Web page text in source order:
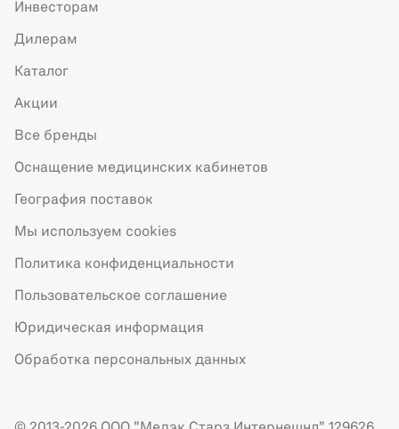
Инвесторам
Дилерам
Каталог
Акции
Все бренды
Оснащение медицинских кабинетов
География поставок
Мы используем cookies
Политика конфиденциальности
Пользовательское соглашение
Юридическая информация
Обработка персональных данных